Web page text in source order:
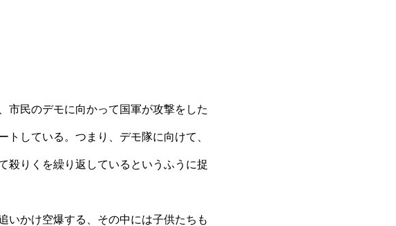
市民のデモに向かって国軍が攻撃をした
している。つまり、デモ隊に向けて、
殺りくを繰り返しているというふうに捉
いかけ空爆する、その中には子供たちも